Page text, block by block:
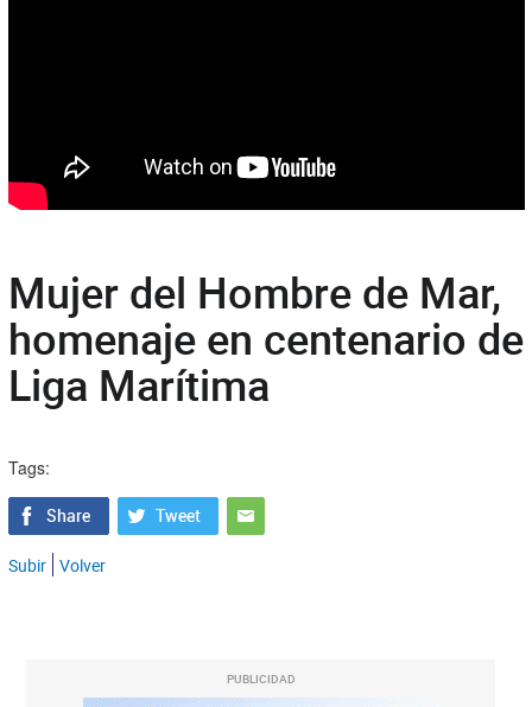
Mujer del Hombre de Mar,
homenaje en centenario de
Liga Marítima
Tags:
Subir Volver
PUBLICIDAD